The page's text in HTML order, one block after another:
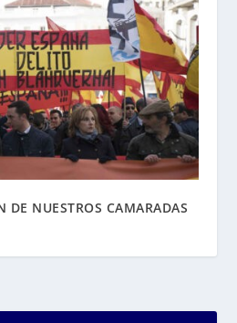
DE NUESTROS CAMARADAS